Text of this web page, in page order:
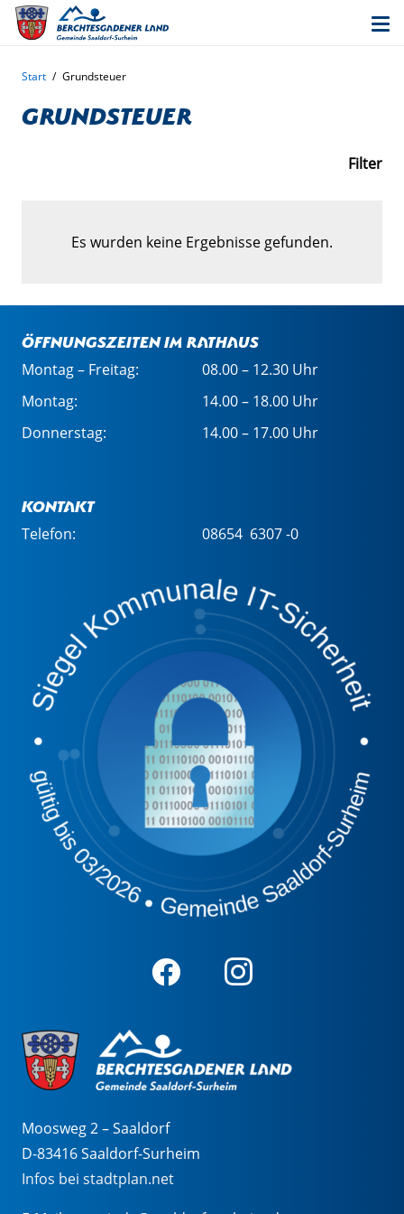
Start / Grundsteuer
Grundsteuer
Filter
Es wurden keine Ergebnisse gefunden.
Öffnungszeiten im Rathaus
Montag – Freitag:
08.00 – 12.30 Uhr
Montag:
14.00 – 18.00 Uhr
Donnerstag:
14.00 – 17.00 Uhr
Kontakt
Telefon: 08654 6307 -0
Moosweg 2 – Saaldorf
D-83416 Saaldorf-Surheim
Infos bei stadtplan.net